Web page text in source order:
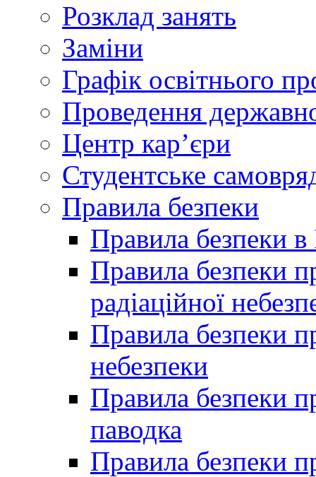
Розклад занять
Заміни
Графік освітнього
Проведення
Центр кар’єри
Студентське
Правила безпеки
Правила безпеки в
Правила безпеки
радіаційної
Правила безпеки
небезпеки
Правила безпеки
паводка
Правила безпеки